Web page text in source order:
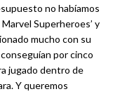
no habíamos
Superheroes’ y
mucho con su
por cinco
jugado dentro de
Y queremos